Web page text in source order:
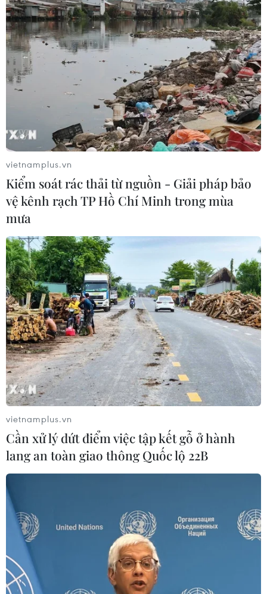
quân đội Mỹ tại Okinawa
19/01/2018 13:07
Chính phủ Nhật Bản cáo buộc rằng Mỹ gây ra quan
ngại về sự an toàn do vận hành các máy bay trực thăng
trên một trường học gần căn cứ không quân Mỹ tại
Okinawa, dù quân đội Mỹ đã lên tiếng phủ nhận.
Máy bay trực thăng của Mỹ buộc phải hạ
cánh tại Okinawa
23/01/2018 15:19
Tối 23/1, một máy bay trực thăng tấn công AH-1 của
quân đội Mỹ dường như đã bị buộc phải hạ cánh trên
một hòn đảo nhỏ tại tỉnh Okinawa.
vietnamplus.vn
Kiểm soát rác thải từ nguồn - Giải pháp bảo
vệ kênh rạch TP Hồ Chí Minh trong mùa
mưa
vietnamplus.vn
Cần xử lý dứt điểm việc tập kết gỗ ở hành
lang an toàn giao thông Quốc lộ 22B